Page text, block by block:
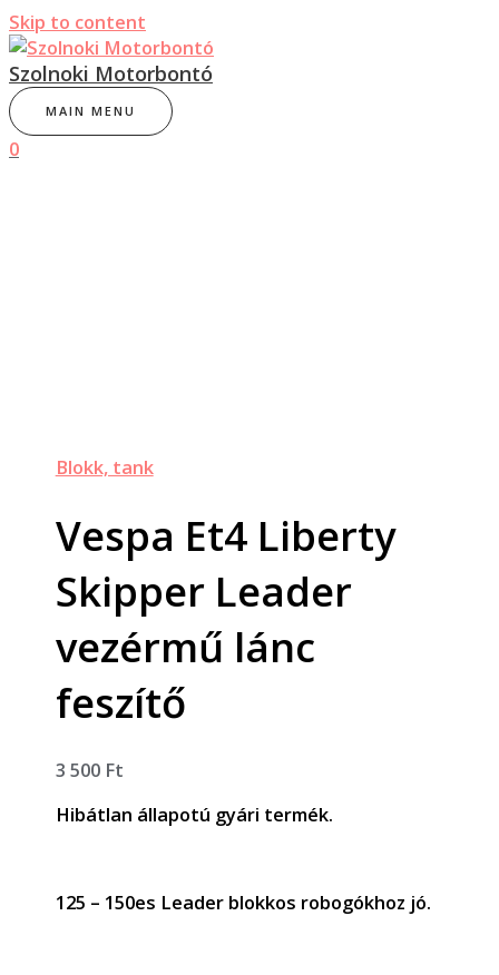
Skip to content
Szolnoki Motorbontó
MAIN MENU
0
Blokk, tank
Vespa Et4 Liberty
Skipper Leader
vezérmű lánc
feszítő
3 500 Ft
Hibátlan állapotú gyári termék.
125 – 150es Leader blokkos robogókhoz jó.